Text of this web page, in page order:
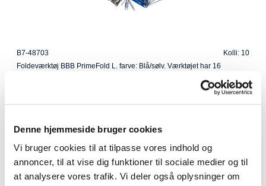
Denne hjemmeside bruger cookies
Vi bruger cookies til at tilpasse vores indhold og
annoncer, til at vise dig funktioner til sociale medier og til
at analysere vores trafik. Vi deler også oplysninger om
B7-48703
Kolli: 10
Foldeværktøj BBB PrimeFold L. farve: Blå/sølv. Værktøjet har 16